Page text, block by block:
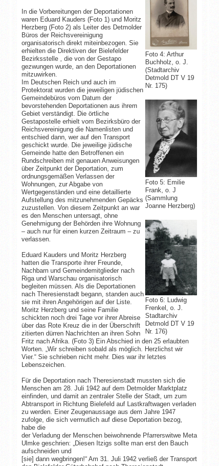
Foto 4: Arthur
Buchholz, o. J.
(Stadtarchiv
Detmold DT V 19
Nr. 175)
Foto 5: Emilie
Frank, o. J
(Sammlung
Joanne Herzberg)
Foto 6: Ludwig
Frenkel, o. J.
Stadtarchiv
Detmold DT V 19
Nr. 176)
In die Vorbereitungen der Deportationen
waren Eduard Kauders (Foto 1) und Moritz
Herzberg (Foto 2) als Leiter des Detmolder
Büros der Reichsvereinigung
organisatorisch direkt miteinbezogen. Sie
erhielten die Direktiven der Bielefelder
Bezirksstelle , die von der Gestapo
gezwungen wurde, an den Deportationen
mitzuwirken.
Im Deutschen Reich und auch im
Protektorat wurden die jeweiligen jüdischen
Gemeindebüros vom Datum der
bevorstehenden Deportationen aus ihrem
Gebiet verständigt. Die örtliche
Gestapostelle erhielt vom Bezirksbüro der
Reichsvereinigung die Namenlisten und
entschied dann, wer auf den Transport
geschickt wurde. Die jeweilige jüdische
Gemeinde hatte den Betroffenen ein
Rundschreiben mit genauen Anweisungen
über Zeitpunkt der Deportation, zum
ordnungsgemäßen Verlassen der
Wohnungen, zur Abgabe von
Wertgegenständen und eine detaillierte
Aufstellung des mitzunehmenden Gepäcks
zuzustellen. Von diesem Zeitpunkt an war
es den Menschen untersagt, ohne
Genehmigung der Behörden ihre Wohnung
– auch nur für einen kurzen Zeitraum – zu
verlassen.
Eduard Kauders und Moritz Herzberg
hatten die Transporte ihrer Freunde,
Nachbarn und Gemeindemitglieder nach
Riga und Warschau organisatorisch
begleiten müssen. Als die Deportationen
nach Theresienstadt begann, standen auch
sie mit ihren Angehörigen auf der Liste.
Moritz Herzberg und seine Familie
schickten noch drei Tage vor ihrer Abreise
über das Rote Kreuz die in der Überschrift
zitierten dürren Nachrichten an ihren Sohn
Fritz nach Afrika. (Foto 3) Ein Abschied in den 25 erlaubten
Worten. „Wir schreiben sobald als möglich. Herzlichst wir
Vier.“ Sie schrieben nicht mehr. Dies war ihr letztes
Lebenszeichen.
Für die Deportation nach Theresienstadt mussten sich die
Menschen am 28. Juli 1942 auf dem Detmolder Marktplatz
einfinden, und damit an zentraler Stelle der Stadt, um zum
Abtransport in Richtung Bielefeld auf Lastkraftwagen verladen
zu werden. Einer Zeugenaussage aus dem Jahre 1947
zufolge, die sich vermutlich auf diese Deportation bezog,
habe die
der Verladung der Menschen beiwohnende Pfarrerswitwe Meta
Ulmke geschrien: „Diesen Itzigs sollte man erst den Bauch
aufschneiden und
[sie] dann wegbringen!“ Am 31. Juli 1942 verließ der Transport